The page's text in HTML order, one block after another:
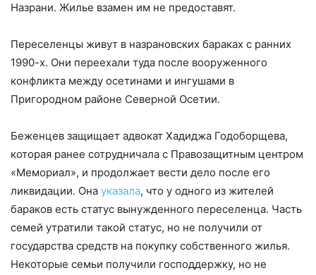
Назрани. Жилье взамен им не предоставят.
Переселенцы живут в назрановских бараках с ранних
1990-х. Они переехали туда после вооруженного
конфликта между осетинами и ингушами в
Пригородном районе Северной Осетии.
Беженцев защищает адвокат Хадиджа Годоборщева,
которая ранее сотрудничала с Правозащитным центром
«Мемориал», и продолжает вести дело после его
ликвидации. Она указала, что у одного из жителей
бараков есть статус вынужденного переселенца. Часть
семей утратили такой статус, но не получили от
государства средств на покупку собственного жилья.
Некоторые семьи получили господдержку, но не